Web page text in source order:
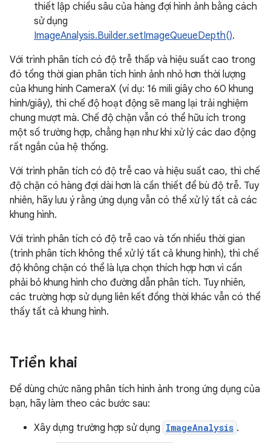
thiết lập chiều sâu của hàng đợi hình ảnh bằng cách
sử dụng
ImageAnalysis.Builder.setImageQueueDepth().
Với trình phân tích có độ trễ thấp và hiệu suất cao trong
đó tổng thời gian phân tích hình ảnh nhỏ hơn thời lượng
của khung hình CameraX (ví dụ: 16 mili giây cho 60 khung
hình/giây), thì chế độ hoạt động sẽ mang lại trải nghiệm
chung mượt mà. Chế độ chặn vẫn có thể hữu ích trong
một số trường hợp, chẳng hạn như khi xử lý các dao động
rất ngắn của hệ thống.
Với trình phân tích có độ trễ cao và hiệu suất cao, thì chế
độ chặn có hàng đợi dài hơn là cần thiết để bù độ trễ. Tuy
nhiên, hãy lưu ý rằng ứng dụng vẫn có thể xử lý tất cả các
khung hình.
Với trình phân tích có độ trễ cao và tốn nhiều thời gian
(trình phân tích không thể xử lý tất cả khung hình), thì chế
độ không chặn có thể là lựa chọn thích hợp hơn vì cần
phải bỏ khung hình cho đường dẫn phân tích. Tuy nhiên,
các trường hợp sử dụng liên kết đồng thời khác vẫn có thể
thấy tất cả khung hình.
Triển khai
Để dùng chức năng phân tích hình ảnh trong ứng dụng của
bạn, hãy làm theo các bước sau:
Xây dựng trường hợp sử dụng ImageAnalysis .